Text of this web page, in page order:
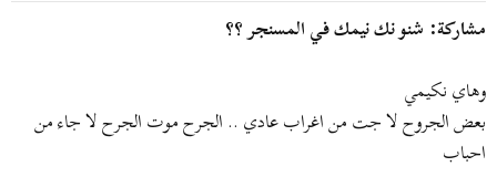
مشاركة: شنو نك نيمك في المسنجر ؟؟
وهاي نكيمي
بعض الجروح لا جت من اغراب عادي .. الجرح موت الجرح لا جاء من
احباب